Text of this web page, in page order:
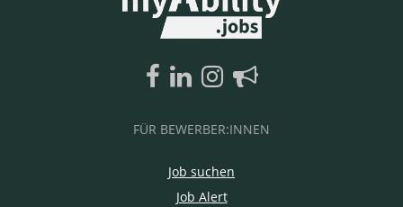
FÜR BEWERBER:INNEN
Job suchen
Job Alert